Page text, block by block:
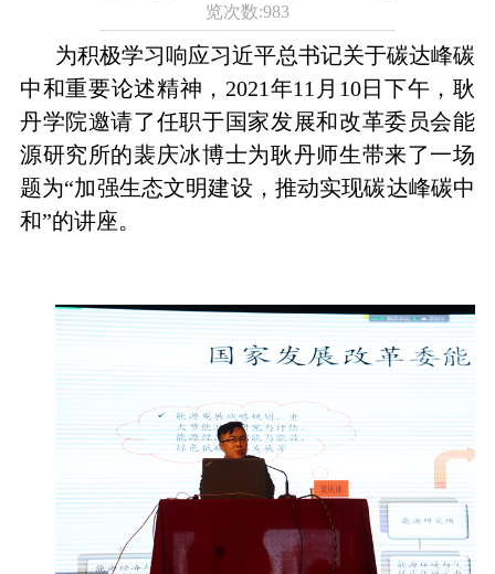
览次数:983
为积极学习响应习近平总书记关于碳达峰碳
中和重要论述精神， 2021年11 月 10日下午，耿
丹学院邀请了任职于国家发展和改革委员会能
源研究所的裴庆冰博士为耿丹师生带来了一场
题为“加强生态文明建设，推动实现碳达峰碳中
和”的讲座。